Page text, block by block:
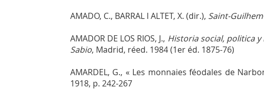
AMADO, C., BARRAL I ALTET, X. (dir.), Saint-
AMADOR DE LOS RIOS, J., Historia social, politica y
Sabio, Madrid, réed. 1984 (1er éd. 1875-76)
AMARDEL, G., « Les monnaies féodales de
1918, p. 242-267